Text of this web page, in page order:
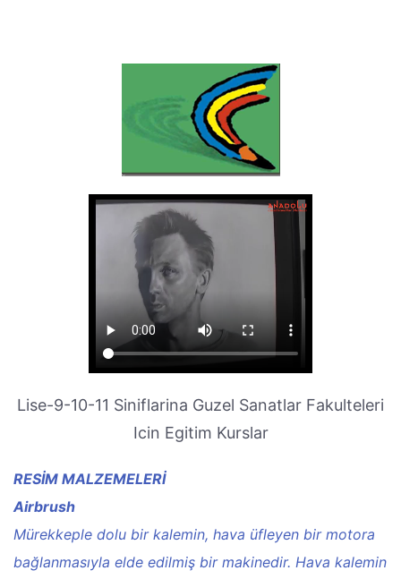
Lise-9-10-11 Siniflarina Guzel Sanatlar Fakulteleri
Icin Egitim Kurslar
RESİM MALZEMELERİ
Airbrush
Mürekkeple dolu bir kalemin, hava üfleyen bir motora
bağlanmasıyla elde edilmiş bir makinedir. Hava kalemin